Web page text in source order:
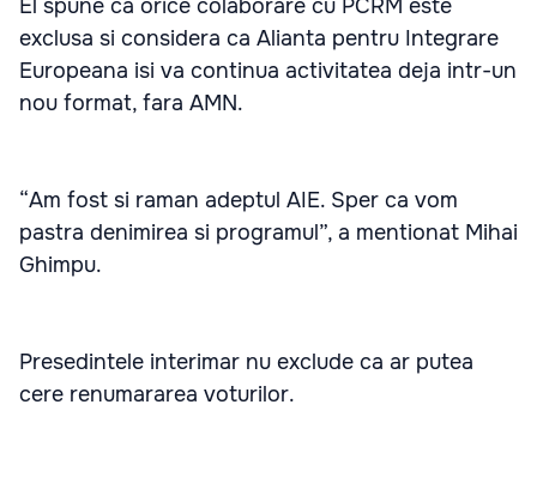
El spune ca orice colaborare cu PCRM este
exclusa si considera ca Alianta pentru Integrare
Europeana isi va continua activitatea deja intr-un
nou format, fara AMN.
“Am fost si raman adeptul AIE. Sper ca vom
pastra denimirea si programul”, a mentionat Mihai
Ghimpu.
Presedintele interimar nu exclude ca ar putea
cere renumararea voturilor.